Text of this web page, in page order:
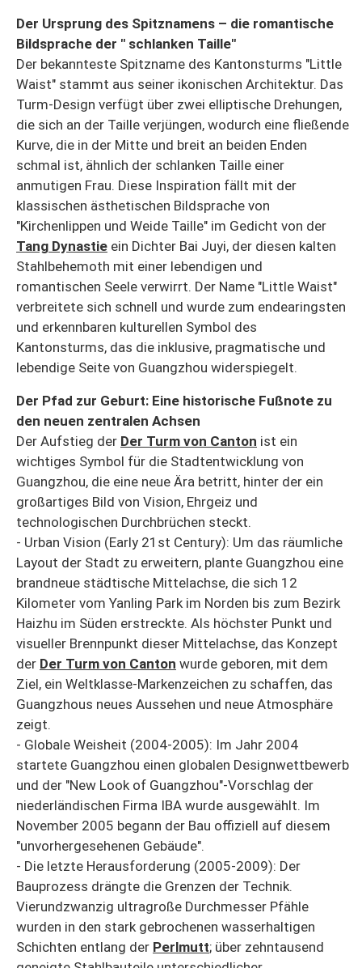
Der Ursprung des Spitznamens – die romantische
Bildsprache der " schlanken Taille"
Der bekannteste Spitzname des Kantonsturms "Little
Waist" stammt aus seiner ikonischen Architektur. Das
Turm-Design verfügt über zwei elliptische Drehungen,
die sich an der Taille verjüngen, wodurch eine fließende
Kurve, die in der Mitte und breit an beiden Enden
schmal ist, ähnlich der schlanken Taille einer
anmutigen Frau. Diese Inspiration fällt mit der
klassischen ästhetischen Bildsprache von
"Kirchenlippen und Weide Taille" im Gedicht von der
Tang Dynastie ein Dichter Bai Juyi, der diesen kalten
Stahlbehemoth mit einer lebendigen und
romantischen Seele verwirrt. Der Name "Little Waist"
verbreitete sich schnell und wurde zum endearingsten
und erkennbaren kulturellen Symbol des
Kantonsturms, das die inklusive, pragmatische und
lebendige Seite von Guangzhou widerspiegelt.
Der Pfad zur Geburt: Eine historische Fußnote zu
den neuen zentralen Achsen
Der Aufstieg der Der Turm von Canton ist ein
wichtiges Symbol für die Stadtentwicklung von
Guangzhou, die eine neue Ära betritt, hinter der ein
großartiges Bild von Vision, Ehrgeiz und
technologischen Durchbrüchen steckt.
- Urban Vision (Early 21st Century): Um das räumliche
Layout der Stadt zu erweitern, plante Guangzhou eine
brandneue städtische Mittelachse, die sich 12
Kilometer vom Yanling Park im Norden bis zum Bezirk
Haizhu im Süden erstreckte. Als höchster Punkt und
visueller Brennpunkt dieser Mittelachse, das Konzept
der Der Turm von Canton wurde geboren, mit dem
Ziel, ein Weltklasse-Markenzeichen zu schaffen, das
Guangzhous neues Aussehen und neue Atmosphäre
zeigt.
- Globale Weisheit (2004-2005): Im Jahr 2004
startete Guangzhou einen globalen Designwettbewerb
und der "New Look of Guangzhou"-Vorschlag der
niederländischen Firma IBA wurde ausgewählt. Im
November 2005 begann der Bau offiziell auf diesem
"unvorhergesehenen Gebäude".
- Die letzte Herausforderung (2005-2009): Der
Bauprozess drängte die Grenzen der Technik.
Vierundzwanzig ultragroße Durchmesser Pfähle
wurden in den stark gebrochenen wasserhaltigen
Schichten entlang der Perlmutt; über zehntausend